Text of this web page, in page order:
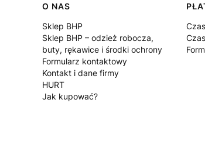
Linki w stopce
O NAS
Sklep BHP
Sklep BHP – odzież robocza,
buty, rękawice i środki ochrony
Formularz kontaktowy
Kontakt i dane firmy
HURT
Jak kupować?